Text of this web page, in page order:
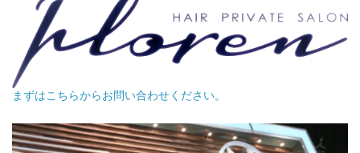
まずはこちらからお問い合わせください。